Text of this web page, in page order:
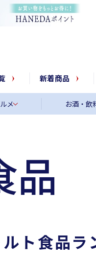
新着商品
メ お酒・飲
品
ルト食品 ラ